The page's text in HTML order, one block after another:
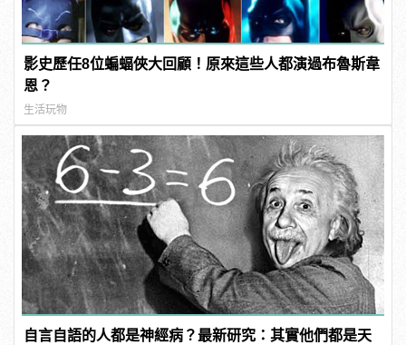
影史歷任8位蝙蝠俠大回顧！原來這些人都演過布魯斯韋
恩？
生活玩物
自言自語的人都是神經病？最新研究：其實他們都是天